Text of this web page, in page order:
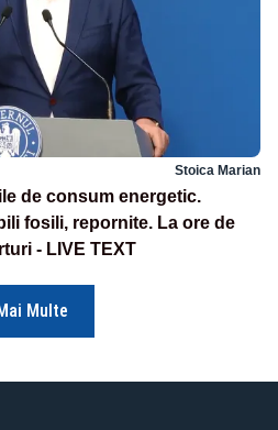
Stoica Marian
de consum energetic.
fosili, repornite. La ore de
- LIVE TEXT
Multe